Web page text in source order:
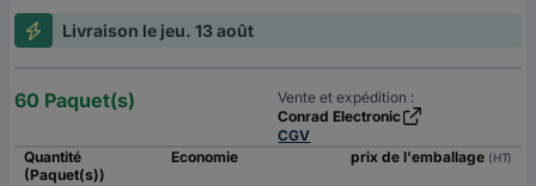
Livraison le jeu. 13 août
60 Paquet(s)
Vente et expédition :
Conrad Electronic
CGV
Quantité
(Paquet(s))
Economie prix de l'emballage (HT)